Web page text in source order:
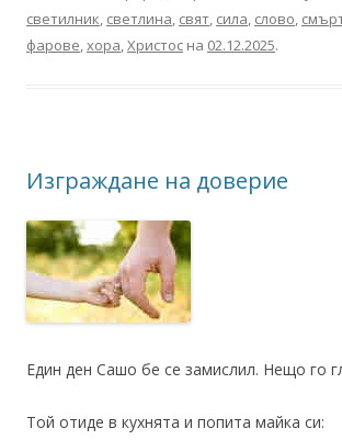
светилник, светлина, свят, сила, слово,
фарове,хора,Христос на 02.12.2025.
Изграждане на доверие
Един ден Сашо бе се замислил. Нещо го
Той отиде в кухнята и попита майка си: